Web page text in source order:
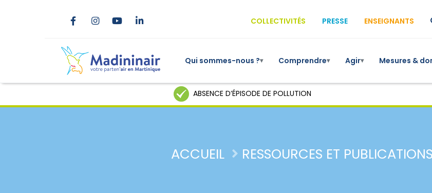
COLLECTIVITÉS PRESSE ENSEIGNANTS
Qui sommes-nous ?▾ Comprendre▾ Agir▾ Mesures &
ABSENCE D’ÉPISODE DE POLLUTION
ACCUEIL RESSOURCES ET PUBLICATIONS